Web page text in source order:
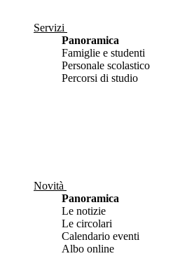
Servizi
Panoramica
Famiglie e studenti
Personale scolastico
Percorsi di studio
Novità
Panoramica
Le notizie
Le circolari
Calendario eventi
Albo online